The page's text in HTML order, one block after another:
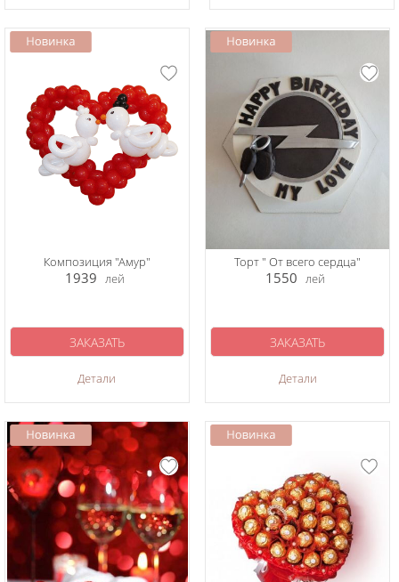
Композиция "Амур"
1939 лей
Детали
ЗАКАЗАТЬ
Торт " От всего сердца"
1550 лей
Детали
ЗАКАЗАТЬ